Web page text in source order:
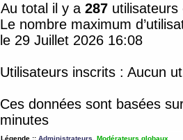
Au total il y a 287
Le nombre maximum
le 29 Juillet 2026 16:08
Utilisateurs inscrits : Aucun
Ces données sont basées
minutes
Légende :: Administrateurs Modérateurs globaux